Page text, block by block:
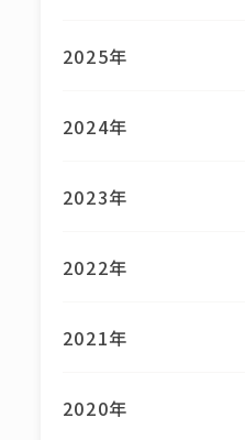
2025年
2024年
2023年
2022年
2021年
2020年